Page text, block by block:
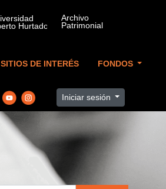
SITIOS DE INTERÉS FONDOS
Iniciar sesión